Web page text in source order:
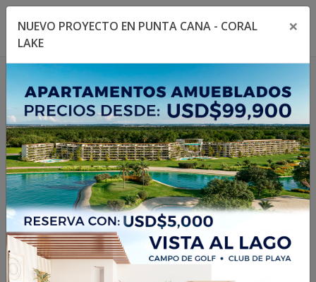
Toggle navigation menu
1/14
NUEVO PROYECTO EN PUNTA CANA - CORAL
LAKE
×